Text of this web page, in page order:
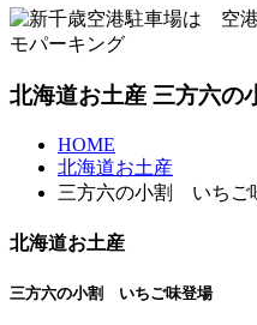
北海道お土産 三方六
HOME
北海道お土産
三方六の小割 いちご
北海道お土産
三方六の小割 いちご味登場